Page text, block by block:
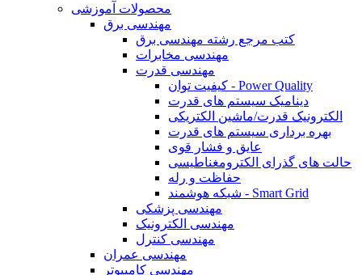
محصولات آموزشی
مهندسی برق
کتب مرجع رشته مهندسی برق
مهندسی مخابرات
مهندسی قدرت
کیفیت توان - Power Quality
دینامیک سیستم های قدرت
الکترونیک قدرت/ماشین الکتریکی
بهره برداری سیستم های قدرت
عایق و فشار قوی
حالت های گذرای الکترومغناطیسی
حفاظت و رله
شبکه هوشمند - Smart Grid
مهندسی پزشکی
مهندسی الکترونیک
مهندسی کنترل
مهندسی عمران
مهندسی کامپیوتر